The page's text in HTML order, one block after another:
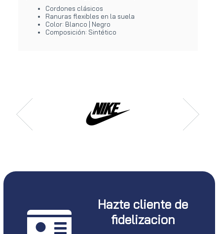
Cordones clásicos
Ranuras flexibles en la suela
Color: Blanco | Negro
Composición: Sintético
Hazte cliente de
fidelizacion